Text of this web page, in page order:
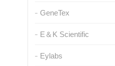
GeneTex
E＆K Scientific
Eylabs